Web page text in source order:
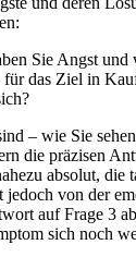
Sie Angst und
für das Ziel in
– wie Sie
die präzisen
absolut, die
von der
auf Frage 3
sich noch